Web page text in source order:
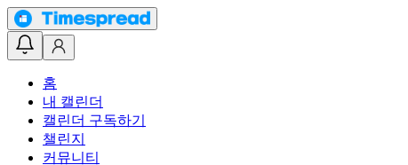
홈
내 캘린더
캘린더 구독하기
챌린지
커뮤니티